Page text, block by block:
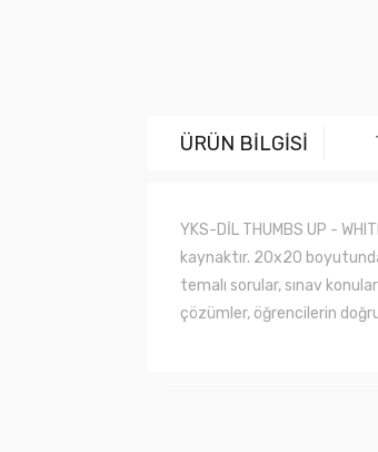
ÜRÜN BİLGİSİ
YKS-DİL THUMBS UP -
kaynaktır. 20x20
temalı sorular, sınav
çözümler, öğrencilerin